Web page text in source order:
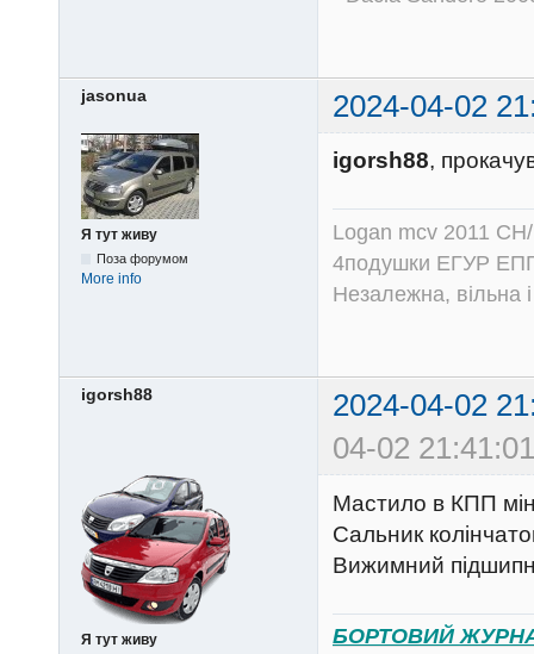
jasonua 2024-04-02
Я тут живу
Поза форумом
More info
igorsh88,
Logan mcv 2011
4подушки ЕГУР
Незалежна, вільна
igorsh88
2024-04-02
04-02
Я тут живу
Мастило в КПП
Сальник
Вижимний
БОРТОВИЙ